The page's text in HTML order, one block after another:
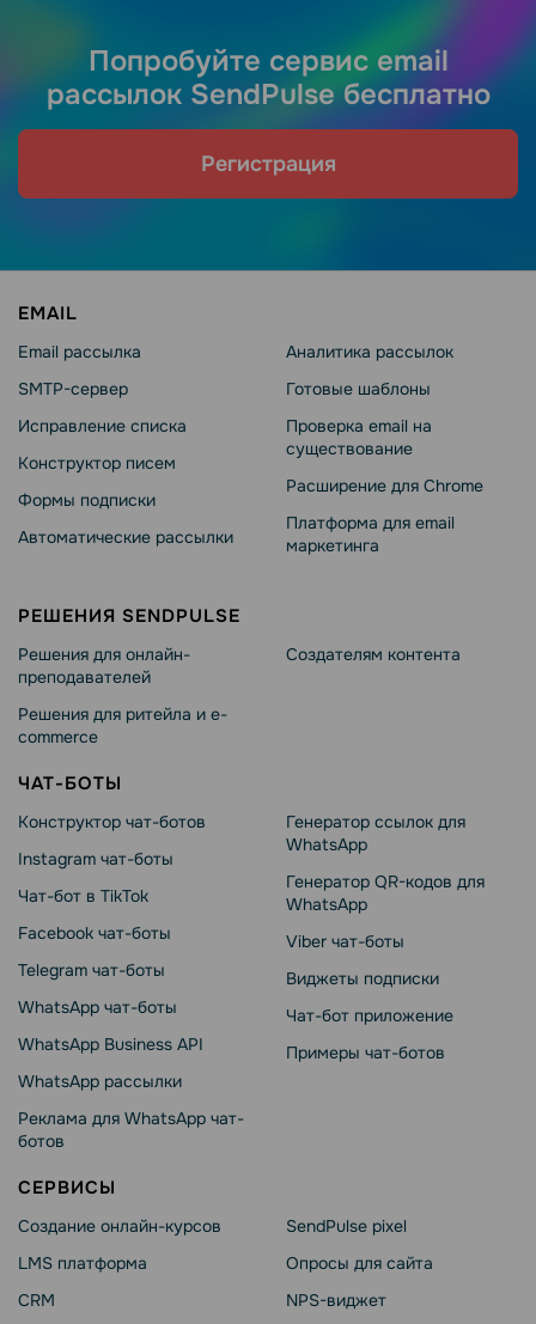
Попробуйте сервис email
рассылок SendPulse бесплатно
Регистрация
EMAIL
Email рассылка
SMTP-сервер
Исправление списка
Конструктор писем
Формы подписки
Автоматические рассылки
Аналитика рассылок
Готовые шаблоны
Проверка email на
существование
Расширение для Chrome
Платформа для email
маркетинга
РЕШЕНИЯ SENDPULSE
Решения для онлайн-
преподавателей
Решения для ритейла и e-
commerce
Создателям контента
ЧАТ-БОТЫ
Конструктор чат-ботов
Instagram чат-боты
Чат-бот в TikTok
Facebook чат-боты
Telegram чат-боты
WhatsApp чат-боты
WhatsApp Business API
WhatsApp рассылки
Реклама для WhatsApp чат-
ботов
Генератор ссылок для
WhatsApp
Генератор QR-кодов для
WhatsApp
Viber чат-боты
Виджеты подписки
Чат-бот приложение
Примеры чат-ботов
СЕРВИСЫ
Создание онлайн-курсов
LMS платформа
CRM
SendPulse pixel
Опросы для сайта
NPS-виджет